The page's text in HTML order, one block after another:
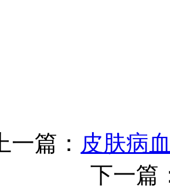
上一篇： 皮肤病
下一篇